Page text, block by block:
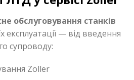
обслуговування станків
експлуатації — від введення
супроводу:
Zoller